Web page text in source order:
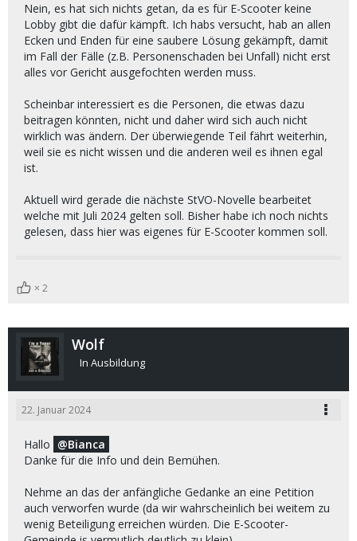
Nein, es hat sich nichts getan, da es für E-Scooter keine
Lobby gibt die dafür kämpft. Ich habs versucht, hab an allen
Ecken und Enden für eine saubere Lösung gekämpft, damit
im Fall der Fälle (z.B. Personenschaden bei Unfall) nicht erst
alles vor Gericht ausgefochten werden muss.
Scheinbar interessiert es die Personen, die etwas dazu
beitragen könnten, nicht und daher wird sich auch nicht
wirklich was ändern. Der überwiegende Teil fährt weiterhin,
weil sie es nicht wissen und die anderen weil es ihnen egal
ist.
Aktuell wird gerade die nächste StVO-Novelle bearbeitet
welche mit Juli 2024 gelten soll. Bisher habe ich noch nichts
gelesen, dass hier was eigenes für E-Scooter kommen soll.
2
Wolf
In Ausbildung
22. Januar 2024
Hallo
Bianca
Danke für die Info und dein Bemühen.
Nehme an das der anfängliche Gedanke an eine Petition
auch verworfen wurde (da wir wahrscheinlich bei weitem zu
wenig Beteiligung erreichen würden. Die E-Scooter-